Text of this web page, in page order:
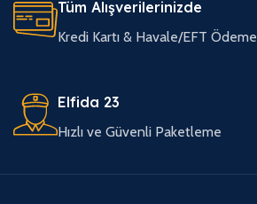
Tüm Alışverilerinizde
Kredi Kartı & Havale/EFT Ödeme
Elfida 23
Hızlı ve Güvenli Paketleme